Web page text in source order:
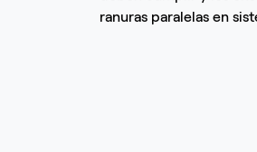
ranuras paralelas en